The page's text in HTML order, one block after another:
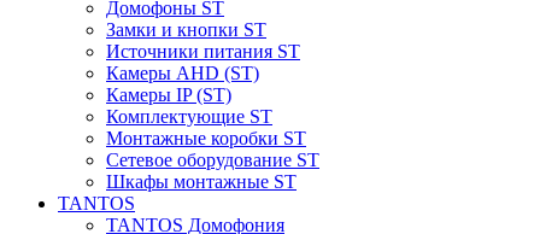
Домофоны ST
Замки и кнопки ST
Источники питания ST
Камеры AHD (ST)
Камеры IP (ST)
Комплектующие ST
Монтажные коробки ST
Сетевое оборудование ST
Шкафы монтажные ST
TANTOS
TANTOS Домофония